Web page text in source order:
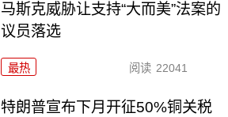
马斯克威胁让支持“大而美”法案的
议员落选
最热 阅读 22041
特朗普宣布下月开征50%铜关税